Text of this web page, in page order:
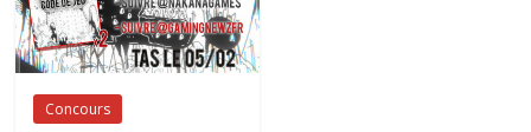
Concours